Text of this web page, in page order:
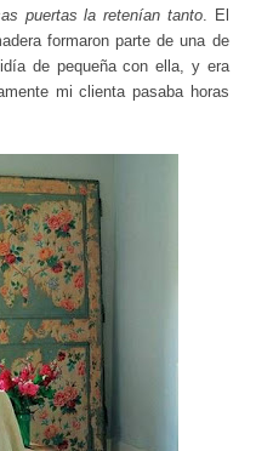
puertas la retenían tanto. El
formaron parte de una de
de pequeña con ella, y era
mi clienta pasaba horas